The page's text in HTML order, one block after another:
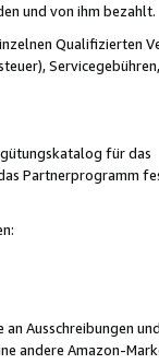
und von ihm bezahlt.
Qualifizierten
Servicegebühren,
für das
Partnerprogramm
Ausschreibungen und
andere Amazon-